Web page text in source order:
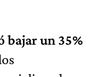
bajar un 35%